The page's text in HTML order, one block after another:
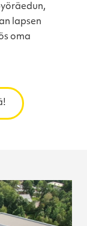
lapsen
oma